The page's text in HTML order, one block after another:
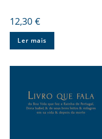
12,30 €
Ler mais